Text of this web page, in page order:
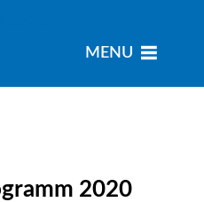
MENU
2020